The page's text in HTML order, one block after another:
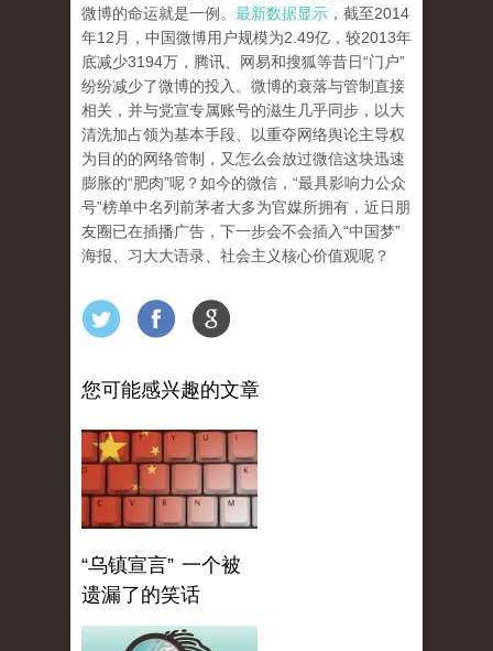
微博的命运就是一例。 最新数据显示 ，截至2014
年12月，中国微博用户规模为2.49亿，较2013年
底减少3194万，腾讯、网易和搜狐等昔日“门户”
纷纷减少了微博的投入。微博的衰落与管制直接
相关，并与党宣专属账号的滋生几乎同步，以大
清洗加占领为基本手段、以重夺网络舆论主导权
为目的的网络管制，又怎么会放过微信这块迅速
膨胀的“肥肉”呢？如今的微信，“最具影响力公众
号”榜单中名列前茅者大多为官媒所拥有，近日朋
友圈已在插播广告，下一步会不会插入“中国梦”
海报、习大大语录、社会主义核心价值观呢？
您可能感兴趣的文章
“乌镇宣言” 一个被
遗漏了的笑话